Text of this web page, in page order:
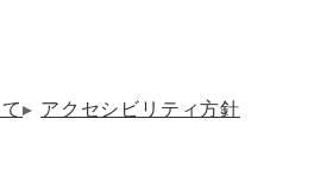
アクセシビリティ方針